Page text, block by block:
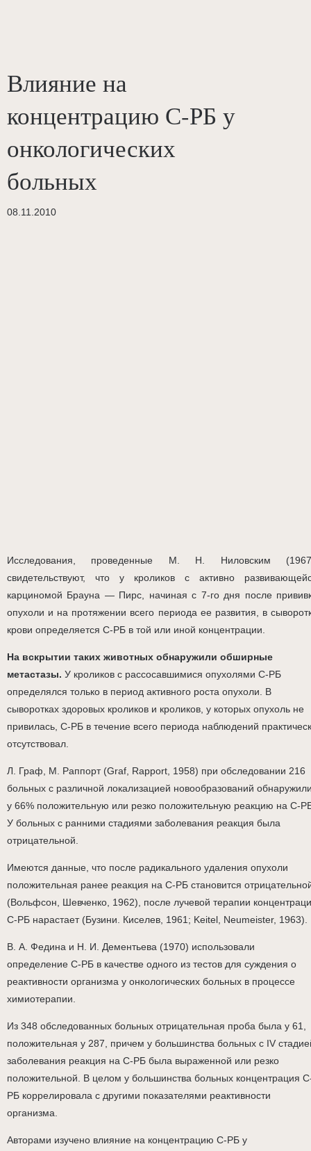
Влияние на
концентрацию С-РБ у
онкологических
больных
08.11.2010
Исследования, проведенные М. Н. Ниловским
свидетельствуют, что у кроликов с активно
карциномой Брауна — Пирс, начиная с 7-го дня после
опухоли и на протяжении всего периода ее развития, в
крови определяется С-РБ в той или иной концентрации.
На вскрытии таких животных обнаружили обширные
метастазы. У кроликов с рассосавшимися опухолями С-РБ
определялся только в период активного роста опухоли. В
сыворотках здоровых кроликов и кроликов, у которых опухоль не
привилась, С-РБ в течение всего периода наблюдений
отсутствовал.
Л. Граф, М. Раппорт (Graf, Rapport, 1958) при обследовании 216
больных с различной локализацией новообразований
у 66% положительную или резко положительную реакцию на С-
У больных с ранними стадиями заболевания реакция была
отрицательной.
Имеются данные, что после радикального удаления опухоли
положительная ранее реакция на С-РБ становится
(Вольфсон, Шевченко, 1962), после лучевой терапии
С-РБ нарастает (Бузини. Киселев, 1961; Keitel, Neumeister, 1963).
В. А. Федина и Н. И. Дементьева (1970) использовали
определение С-РБ в качестве одного из тестов для суждения о
реактивности организма у онкологических больных в процессе
химиотерапии.
Из 348 обследованных больных отрицательная проба была у 61,
положительная у 287, причем у большинства больных с IV
заболевания реакция на С-РБ была выраженной или резко
положительной. В целом у большинства больных концентрация
РБ коррелировала с другими показателями реактивности
организма.
Авторами изучено влияние на концентрацию С-РБ у